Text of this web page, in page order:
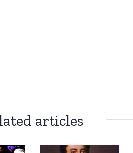
articles